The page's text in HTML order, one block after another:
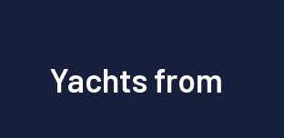
Yachts from